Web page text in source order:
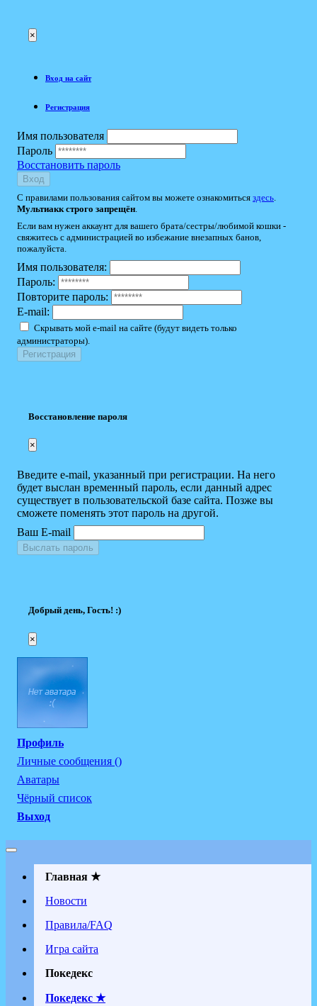
×
Вход на сайт
Регистрация
Имя пользователя
Пароль
Восстановить пароль
Вход
С правилами пользования сайтом вы можете ознакомиться здесь
Мультиакк строго запрещён
Если вам нужен аккаунт для вашего брата/сестры/любимой кошки -
свяжитесь с администрацией во избежание внезапных банов,
пожалуйста.
Имя пользователя:
Пароль:
Повторите пароль:
E-mail:
Скрывать мой e-mail на сайте (будут видеть только
администраторы).
Восстановление пароля
×
Введите e-mail, указанный при регистрации. На него
будет выслан временный пароль, если данный адрес
существует в пользовательской базе сайта. Позже вы
сможете поменять этот пароль на другой.
Ваш E-mail
Выслать пароль
Добрый день, Гость! :)
×
Профиль
Личные сообщения ()
Аватары
Чёрный список
Выход
Главная ★
Новости
Правила/FAQ
Игра сайта
Покедекс
Покедекс ★